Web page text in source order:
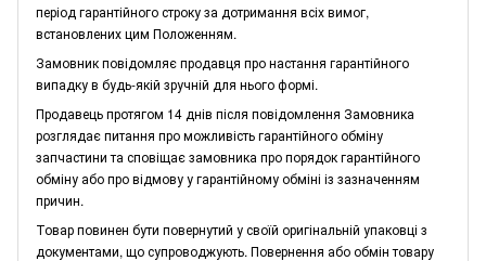
період гарантійного строку за дотримання всіх вимог,
встановлених цим Положенням.
Замовник повідомляє продавця про настання гарантійного
випадку в будь-якій зручній для нього формі.
Продавець протягом 14 днів після повідомлення Замовника
розглядає питання про можливість гарантійного обміну
запчастини та сповіщає замовника про порядок гарантійного
обміну або про відмову у гарантійному обміні із зазначенням
причин.
Товар повинен бути повернутий у своїй оригінальній упаковці з
документами, що супроводжують. Повернення або обмін товару